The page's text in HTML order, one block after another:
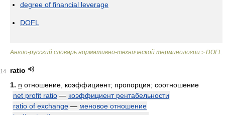
degree of financial leverage
DOFL
Англо-русский словарь нормативно-технической терминологии > DOFL
14
ratio
1. n отношение, коэффициент; пропорция; соотношение
net profit ratio — коэффициент рентабельности
ratio of exchange — меновое отношение